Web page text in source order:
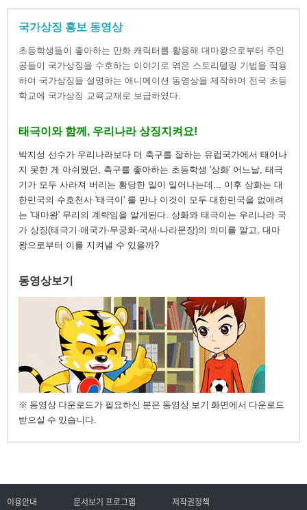
국가상징 홍보 동영상
초등학생들이 좋아하는 만화 캐릭터를 활용해 대마왕으로부터 주인
공들이 국가상징을 수호하는 이야기로 엮은 스토리텔링 기법을 적용
하여 국가상징을 설명하는 애니메이션 동영상을 제작하여 전국 초등
학교에 국가상징 교육교재로 보급하였다.
태극이와 함께, 우리나라 상징지켜요!
박지성 선수가 우리나라보다 더 축구를 잘하는 유럽국가에서 태어나
지 못한 게 아쉬웠던, 축구를 좋아하는 초등학생 '상화' 어느날, 태극
기가 모두 사라져 버리는 황당한 일이 일어나는데... 이후 상화는 대
한민국의 수호천사 '태극이' 를 만나 이것이 모두 대한민국을 없애려
는 '대마왕' 무리의 계략임을 알게된다. 상화와 태극이는 우리나라 국
가 상징(태극기·애국가·무궁화·국새·나라문장)의 의미를 알고, 대마
왕으로부터 이를 지켜낼 수 있을까?
동영상보기
※ 동영상 다운로드가 필요하신 분은 동영상 보기 화면에서 다운로드
받으실 수 있습니다.
이용안내 문서보기 프로그램 저작권정책